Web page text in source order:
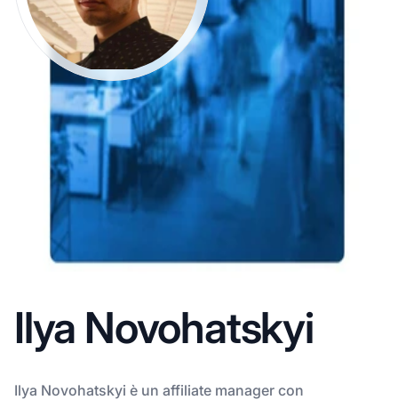
Ilya Novohatskyi
Ilya Novohatskyi è un affiliate manager con